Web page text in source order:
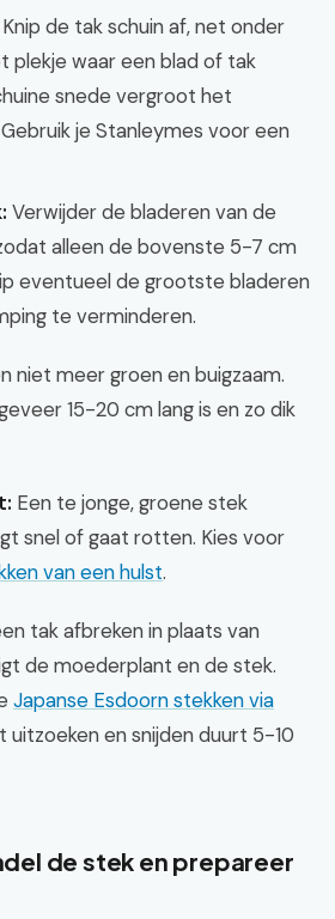
Knip de tak schuin af, net onder
plekje waar een blad of tak
snede vergroot het
je Stanleymes voor een
Verwijder de bladeren van de
alleen de bovenste 5-7 cm
eventueel de grootste bladeren
te verminderen.
niet meer groen en buigzaam.
15-20 cm lang is en zo dik
Een te jonge, groene stek
snel of gaat rotten. Kies voor
van een hulst.
tak afbreken in plaats van
de moederplant en de stek.
Japanse Esdoorn stekken via
uitzoeken en snijden duurt 5-10
de stek en prepareer